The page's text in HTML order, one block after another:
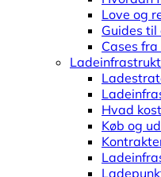
Love og
Guides
Cases
Hvad
Køb og